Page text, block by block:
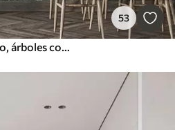
53
Paisaje forestal texturizado, árboles con hojas verdes, paleta de colores pastel